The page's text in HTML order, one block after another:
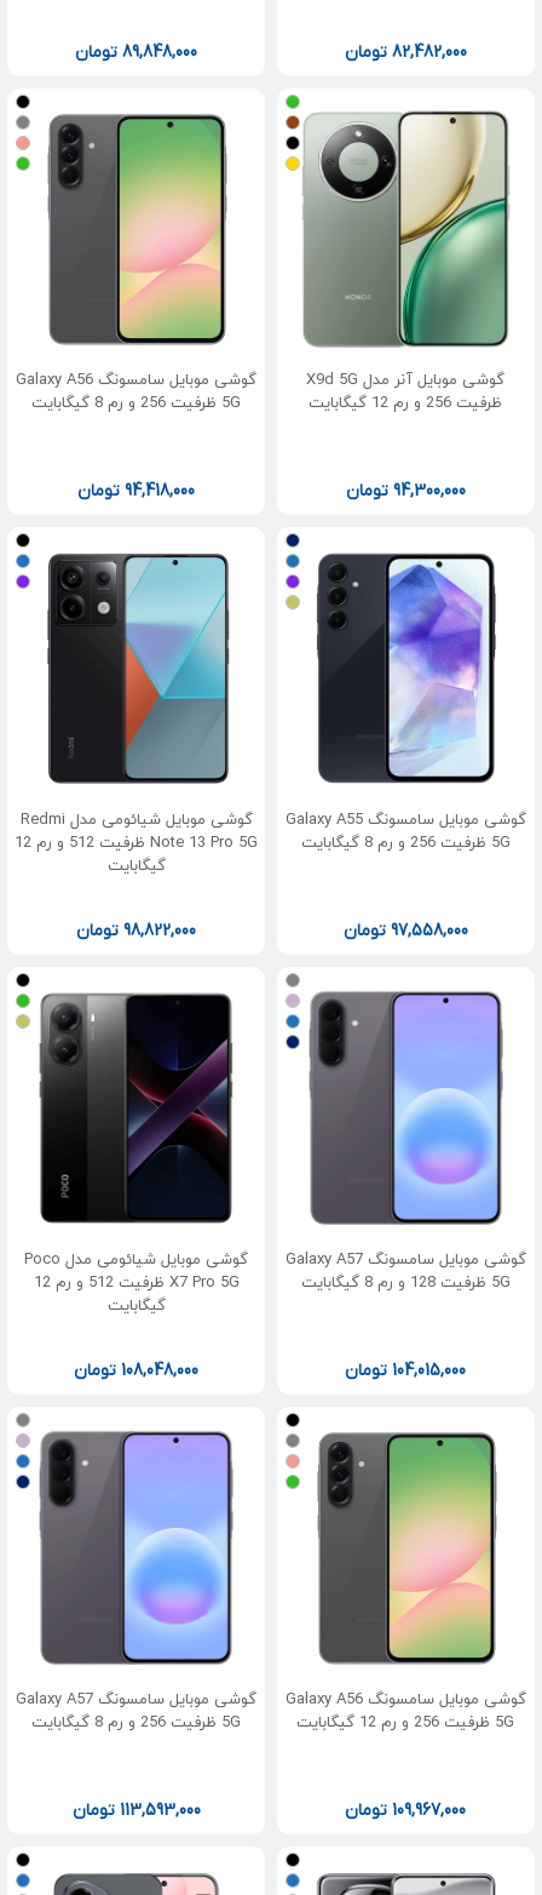
82,482,000 تومان 89,848,000تومان
گوشی موبایل آنر مدل X9d 5G
ظرفیت 256 و رم 12 گیگابایت
94,300,000 تومان
گوشی موبایل سامسونگ Galaxy A56
5G ظرفیت 256 و رم 8 گیگابایت
94,418,000تومان
گوشی موبایل سامسونگ Galaxy A55
5G ظرفیت 256 و رم 8 گیگابایت
97,558,000 تومان
گوشی موبایل شیائومی مدل Redmi
Note 13 Pro 5G ظرفیت 512 و رم 12
گیگابایت
98,822,000تومان
گوشی موبایل سامسونگ Galaxy A57
5G ظرفیت 128 و رم 8 گیگابایت
104,015,000 تومان
گوشی موبایل شیائومی مدل Poco
X7 Pro 5G ظرفیت 512 و رم 12
گیگابایت
108,048,000 تومان
گوشی موبایل سامسونگ Galaxy A56
5G ظرفیت 256 و رم 12 گیگابایت
109,967,000 تومان
گوشی موبایل سامسونگ Galaxy A57
5G ظرفیت 256 و رم 8 گیگابایت
113,593,000 تومان